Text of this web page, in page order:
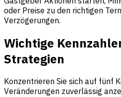
oder Preise zu den richtigen
Verzögerungen.
Wichtige
Strategien
Konzentrieren Sie sich auf fünf
Veränderungen zuverlässig